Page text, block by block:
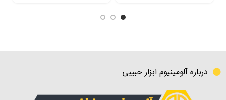
درباره آلومینیوم ابزار حبیبی